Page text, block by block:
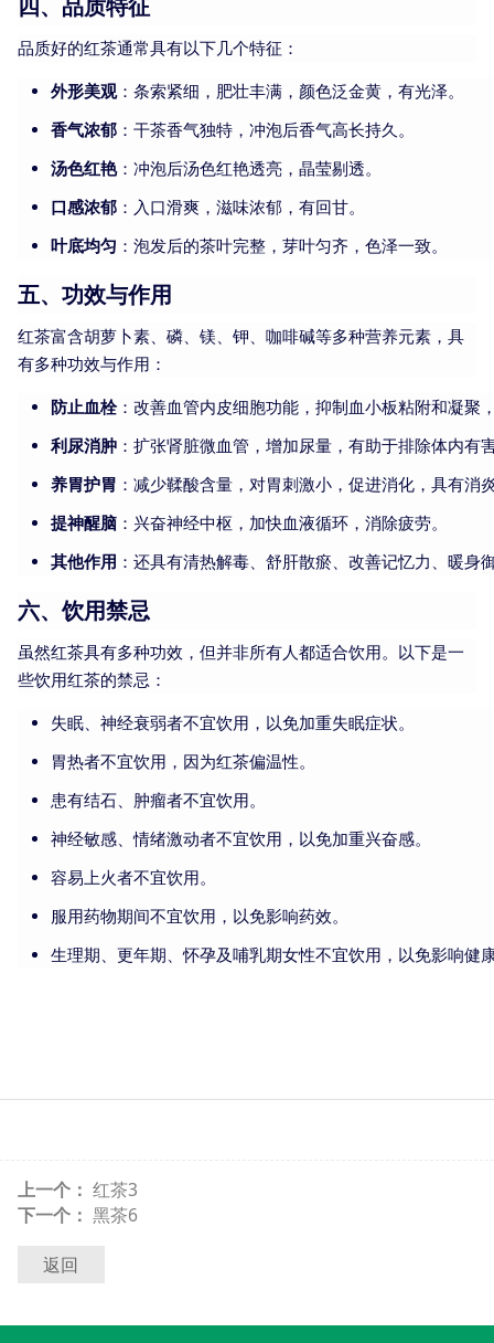
四、品质特征
品质好的红茶通常具有以下几个特征：
外形美观：条索紧细，肥壮丰满，颜色泛金黄，有光泽。
香气浓郁：干茶香气独特，冲泡后香气高长持久。
汤色红艳：冲泡后汤色红艳透亮，晶莹剔透。
口感浓郁：入口滑爽，滋味浓郁，有回甘。
叶底均匀 ：泡发后的茶叶完整，芽叶匀齐，色泽一致。
五、功效与作用
红茶富含胡萝卜素、磷、镁、钾、咖啡碱等多种营养元素，具
有多种功效与作用：
防止血栓：改善血管内皮细胞功能，抑制血小板粘附和凝聚
利尿消肿：扩张肾脏微血管，增加尿量，有助于排除体内有
养胃护胃 ：减少鞣酸含量，对胃刺激小，促进消化，具有消
提神醒脑：兴奋神经中枢，加快血液循环，消除疲劳。
其他作用 ：还具有清热解毒、舒肝散瘀、改善记忆力、暖身
六、饮用禁忌
虽然红茶具有多种功效，但并非所有人都适合饮用。以下是一
些饮用红茶的禁忌：
失眠、神经衰弱者不宜饮用，以免加重失眠症状。
胃热者不宜饮用，因为红茶偏温性。
患有结石、肿瘤者不宜饮用。
神经敏感、情绪激动者不宜饮用，以免加重兴奋感。
容易上火者不宜饮用。
服用药物期间不宜饮用，以免影响药效。
生理期、更年期、怀孕及哺乳期女性不宜饮用，以免影响健
上一个： 红茶3
下一个： 黑茶6
返回